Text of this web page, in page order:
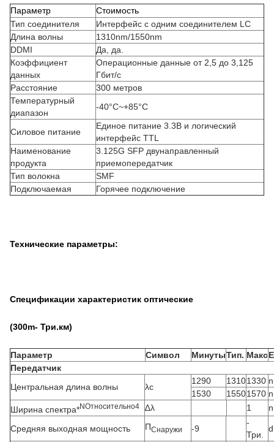
Параметр
Стоимость
Тип соединителя
Интерфейс с одним соединителем LC
Длина волны
1310nm/1550nm
DDMI
Да, да.
Коэффициент
данных
Операционные данные от 2,5 до 3,125
Гбит/с
Расстояние
300 метров
Температурный
диапазон
-40°C~+85°C
Силовое питание
Единое питание 3.3В и логический
интерфейс TTL
Наименование
продукта
3.125G SFP двунаправленный
приемопередатчик
Тип волокна
SMF
Подключаемая
Горячее подключение
Технические параметры:
Спецификации характеристик оптические
(300m- Три.км)
Параметр Символ МинутыТип. Макс
Передатчик
Центральная длина волны
λc
1290 13101330
1530
15501570
Ширина спектра*NОтносительно4 ∆λ 1
Средняя выходная мощность ПСнаружи -9
-
Три.